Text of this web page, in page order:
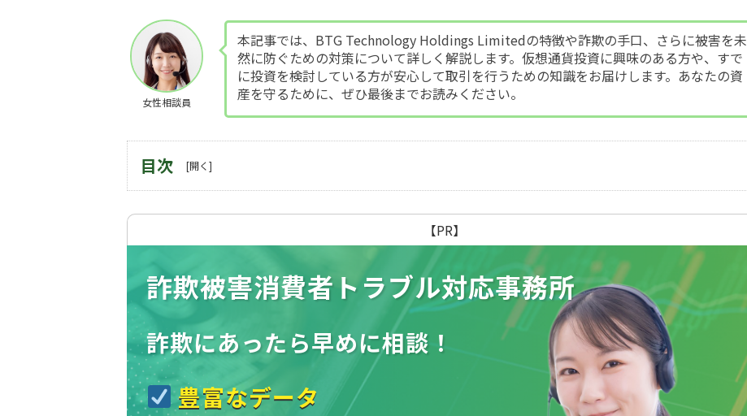
女性相談員
本記事では、BTG Technology Holdings Limitedの特徴や詐欺の手口、さらに被害を未
然に防ぐための対策について詳しく解説します。仮想通貨投資に興味のある方や、すで
に投資を検討している方が安心して取引を行うための知識をお届けします。あなたの資
産を守るために、ぜひ最後までお読みください。
目次
【PR】
詐欺被害消費者トラブル対応事務所
詐欺にあったら早めに相談！
豊富なデータ